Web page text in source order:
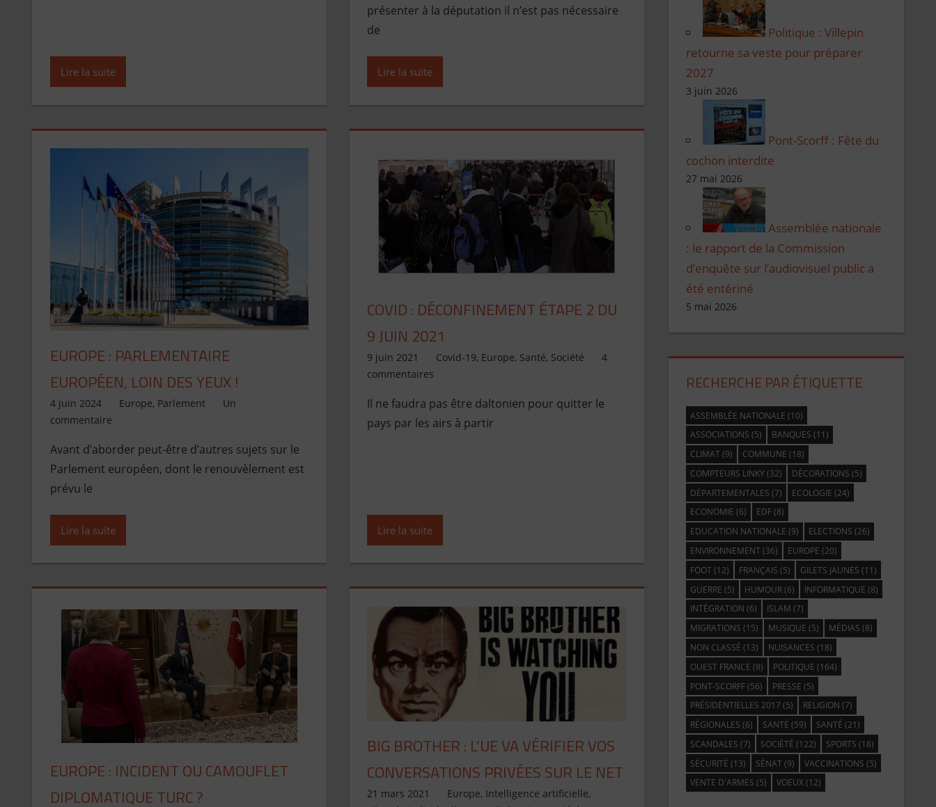
Lire la suite
présenter à la députation il n’est pas nécessaire
de
Lire la suite
EUROPE : PARLEMENTAIRE
EUROPÉEN, LOIN DES YEUX !
4 juin 2024 Jean de Pont-Scorff
Europe, Parlement
Un
commentaire
Avant d’aborder peut-être d’autres sujets sur le
Parlement européen, dont le renouvèlement est
prévu le
Lire la suite
COVID : DÉCONFINEMENT ÉTAPE 2 DU
9 JUIN 2021
9 juin 2021 Jean de Pont-Scorff
Covid-19, Europe, Santé, Société
4
commentaires
Il ne faudra pas être daltonien pour quitter le
pays par les airs à partir
Lire la suite
EUROPE : INCIDENT OU CAMOUFLET
DIPLOMATIQUE TURC ?
BIG BROTHER : L’UE VA VÉRIFIER VOS
CONVERSATIONS PRIVÉES SUR LE NET
21 mars 2021 Jean de Pont-Scorff
Europe, Intelligence artificielle,
Politique : Villepin
retourne sa veste pour préparer
2027
3 juin 2026
Pont-Scorff : Fête du
cochon interdite
27 mai 2026
Assemblée nationale
: le rapport de la Commission
d’enquête sur l’audiovisuel public a
été entériné
5 mai 2026
RECHERCHE PAR ÉTIQUETTE
ASSEMBLÉE NATIONALE (10)
ASSOCIATIONS (5) BANQUES (11)
CLIMAT(9) COMMUNE (18)
COMPTEURS LINKY(32) DÉCORATIONS (5)
DÉPARTEMENTALES (7) ECOLOGIE (24)
ECONOMIE (6) EDF(8)
EDUCATION NATIONALE (9) ELECTIONS (26)
ENVIRONNEMENT(36) EUROPE (20)
FOOT(12) FRANÇAIS (5) GILETS JAUNES (11)
GUERRE (5) HUMOUR(6) INFORMATIQUE (8)
INTÉGRATION (6) ISLAM (7)
MIGRATIONS (15) MUSIQUE (5) MÉDIAS (8)
NON CLASSÉ (13) NUISANCES (18)
OUEST FRANCE (8) POLITIQUE (164)
PONT-SCORFF(56) PRESSE (5)
PRÉSIDENTIELLES 2017 (5) RELIGION (7)
RÉGIONALES (6) SANTÉ (59) SANTÉ (21)
SCANDALES (7) SOCIÉTÉ (122) SPORTS (18)
SÉCURITÉ (13) SÉNAT(9) VACCINATIONS (5)
VENTE D'ARMES (5) VOEUX(12)